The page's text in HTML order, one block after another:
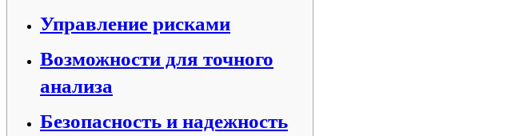
Управление рисками
Возможности для точного
анализа
Безопасность и надежность